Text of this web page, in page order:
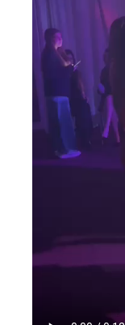
offre
Accès
Demande